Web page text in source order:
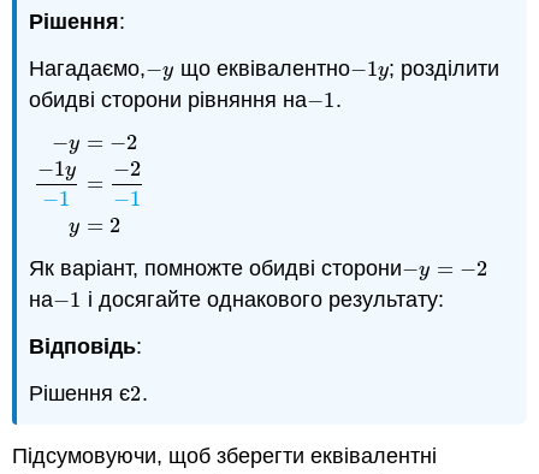
Рішення:
Нагадаємо,−y
−y що еквівалентно−1y
−1y; розділити
обидві сторони рівняння на−1
−1.
−y
−1y
−1
y
= −2
=
−2
−1
= 2
−y=− 2− 1y−1
Як варіант, помножте обидві сторони−y = −2
−y=− 2
на−1
−1 і досягайте однакового результату:
Відповідь:
Рішення є2
2.
Підсумовуючи, щоб зберегти еквівалентні